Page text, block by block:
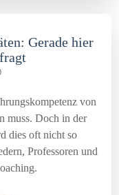
Gerade hier
von
muss. Doch in der
dies oft nicht so
Professoren und